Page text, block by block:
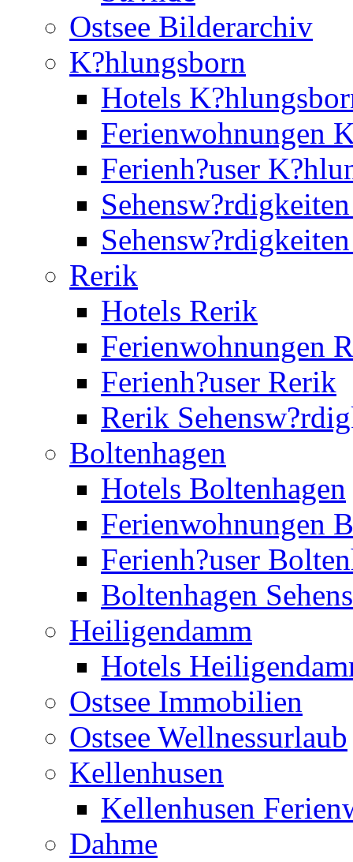
Ostsee Bilderarchiv
K?hlungsborn
Hotels
Ferienwohnungen
Ferienh?user
Rerik
Hotels Rerik
Ferienwohnungen
Ferienh?user Rerik
Rerik
Boltenhagen
Hotels Boltenhagen
Ferienwohnungen
Ferienh?user
Boltenhagen
Heiligendamm
Hotels
Ostsee Immobilien
Ostsee Wellnessurlaub
Kellenhusen
Kellenhusen
Dahme